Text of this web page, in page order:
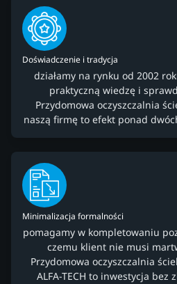
Doświadczenie i tradycja
działamy na rynku od 2002
praktyczną wiedzę i
Przydomowa oczyszczalnia
naszą firmę to efekt ponad
Minimalizacja formalności
pomagamy w kompletowaniu
czemu klient nie musi
Przydomowa oczyszczalnia
ALFA-TECH to inwestycja bez